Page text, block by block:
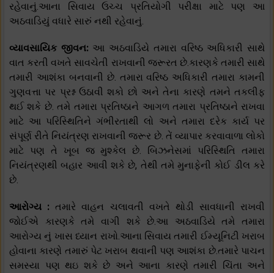
રહેવાનું.આના સિવાય ઉચ્ચ પ્રતિયોગી પરીક્ષા માટે પણ આ
અઠવાડિયું વધારે સારું નથી રહેવાનું.
વ્યાવસાયિક જીવન: આ અઠવાડિયે તમારા વરિષ્ઠ અધિકારી સાથે
વાત કરતી વખતે સાવચેતી રાખવાની જરૂરત છે.કારણકે તમારી સાથે
તમારી આશંકા બનવાની છે. તમારા વરિષ્ઠ અધિકારી તમારા કામની
ગુણવત્તા પર પ્રશ્ન ઉઠાવી શકો છો અને તેના કારણે તમને તકલીફ
થઈ શકે છે. તમે તમારા પ્રતિષ્‍ઠાને આગળ તમારા પ્રતિષ્‍ઠાને રાખવા
માટે આ પરિસ્થિતિને ગંભીરતાથી લો અને તમારા દરેક કાર્ય પર
સંપૂર્ણ રીતે નિયંત્રણ રાખવાની જરૂર છે. તેં વ્‍યાપાર કરવાવાળા લોકો
માટે પણ તે ખૂબ જ મુશ્કેલ છે. બિઝનેસમાં પરિસ્થિતિ તમારા
નિયંત્રણથી બહાર આવી શકે છે, તેથી તમે મુનાફેની કોઈ ડીલ કરે
છે.
આરોગ્ય :તમારે વાહન ચલાવતી વખતે થોડી સાવધાની રાખવી
જોઈએ કારણકે તમે વાગી શકે છે.આ અઠવાડિયે તમે તમારા
આરોગ્ય નું ખાસ ધ્યાન રાખો.આના સિવાય તમારી ઈમ્યૂનિટી ખરાબ
હોવાના કારણે તમારું પેટ ખરાબ થવાની પણ આશંકા છે.તમારે પાચન
સમસ્યા પણ થઇ શકે છે અને આના કારણે તમારી ચિંતા અને